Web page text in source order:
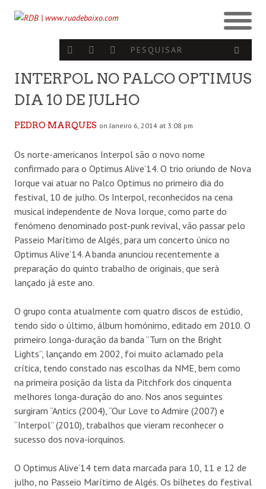
INTERPOL NO PALCO OPTIMUS
DIA 10 DE JULHO
PEDRO MARQUES on Janeiro 6, 2014 at 3:08 pm
Os norte-americanos Interpol são o novo nome
confirmado para o Optimus Alive’14. O trio oriundo de Nova
Iorque vai atuar no Palco Optimus no primeiro dia do
festival, 10 de julho. Os Interpol, reconhecidos na cena
musical independente de Nova Iorque, como parte do
fenómeno denominado post-punk revival, vão passar pelo
Passeio Marítimo de Algés, para um concerto único no
Optimus Alive’14. A banda anunciou recentemente a
preparação do quinto trabalho de originais, que será
lançado já este ano.
O grupo conta atualmente com quatro discos de estúdio,
tendo sido o último, álbum homónimo, editado em 2010. O
primeiro longa-duração da banda “Turn on the Bright
Lights”, lançando em 2002, foi muito aclamado pela
crítica, tendo constado nas escolhas da NME, bem como
na primeira posição da lista da Pitchfork dos cinquenta
melhores longa-duração do ano. Nos anos seguintes
surgiram “Antics (2004), “Our Love to Admire (2007) e
“Interpol” (2010), trabalhos que vieram reconhecer o
sucesso dos nova-iorquinos.
O Optimus Alive’14 tem data marcada para 10, 11 e 12 de
julho, no Passeio Marítimo de Algés. Os bilhetes do festival